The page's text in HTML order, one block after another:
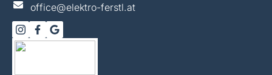
office@elektro-ferstl.at